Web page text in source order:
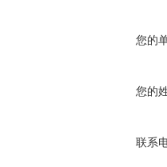
您的
您的
联系